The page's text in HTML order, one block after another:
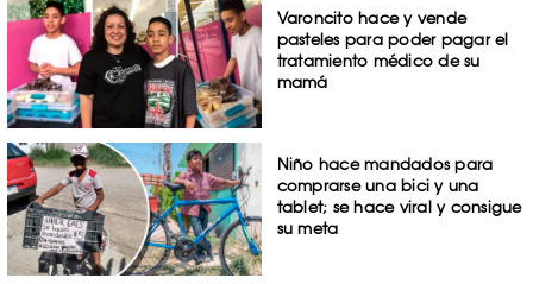
Varoncito hace y vende
pasteles para poder pagar el
tratamiento médico de su
mamá
Niño hace mandados para
comprarse una bici y una
tablet; se hace viral y consigue
su meta